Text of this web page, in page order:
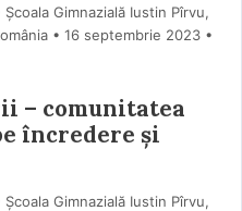
Școala Gimnazială Iustin Pîrvu,
16 septembrie 2023 •
– comunitatea
încredere și
Școala Gimnazială Iustin Pîrvu,